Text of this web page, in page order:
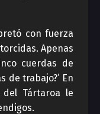
con fuerza
Apenas
cuerdas de
de trabajo?’ En
del Tártaroa le